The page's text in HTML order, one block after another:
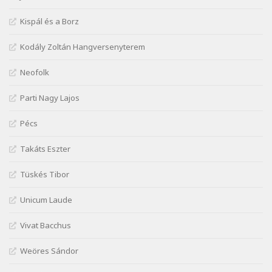
Szélkiáltó
Szélkiáltó
József Attila: Mióta elmentél
József Attila: Ne bántsda gyönge nőt
Szélkiáltó
Szélkiáltó
József Attila: Szerelmesvers
József Attila: Tószunnyadó
Kispál és a Borz
Kodály Zoltán Hangversenyterem
Neofolk
Parti Nagy Lajos
Pécs
Takáts Eszter
Tüskés Tibor
Unicum Laude
Vivat Bacchus
Weöres Sándor